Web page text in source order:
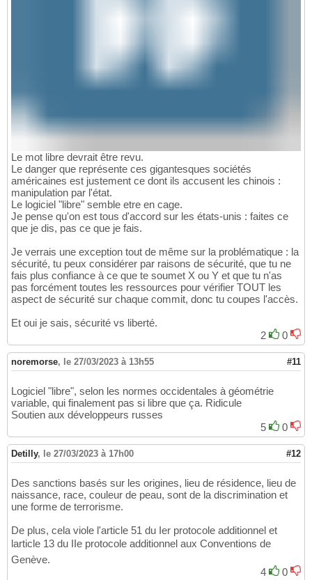
Le mot libre devrait être revu.
Le danger que représente ces gigantesques sociétés
américaines est justement ce dont ils accusent les chinois :
manipulation par l'état.
Le logiciel "libre" semble etre en cage.
Je pense qu'on est tous d'accord sur les états-unis : faites ce
que je dis, pas ce que je fais.
Je verrais une exception tout de même sur la problématique : la
sécurité, tu peux considérer par raisons de sécurité, que tu ne
fais plus confiance à ce que te soumet X ou Y et que tu n'as
pas forcément toutes les ressources pour vérifier TOUT les
aspect de sécurité sur chaque commit, donc tu coupes l'accès.
Et oui je sais, sécurité vs liberté.
2
0
noremorse, le 27/03/2023 à 13h55 #11
Logiciel "libre", selon les normes occidentales à géométrie
variable, qui finalement pas si libre que ça. Ridicule
Soutien aux développeurs russes
5
0
Detilly, le 27/03/2023 à 17h00 #12
Des sanctions basés sur les origines, lieu de résidence, lieu de
naissance, race, couleur de peau, sont de la discrimination et
une forme de terrorisme.
De plus, cela viole l'article 51 du Ier protocole additionnel et
larticle 13 du IIe protocole additionnel aux Conventions de
Genève.
4
0